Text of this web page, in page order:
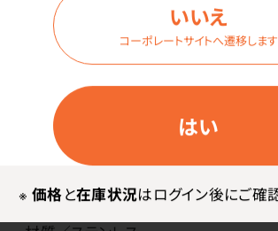
はい
いいえ
コーポレートサイトへ遷移します
※ 価格と在庫状況はログイン後にご確
メーカー・ブランド
タスク